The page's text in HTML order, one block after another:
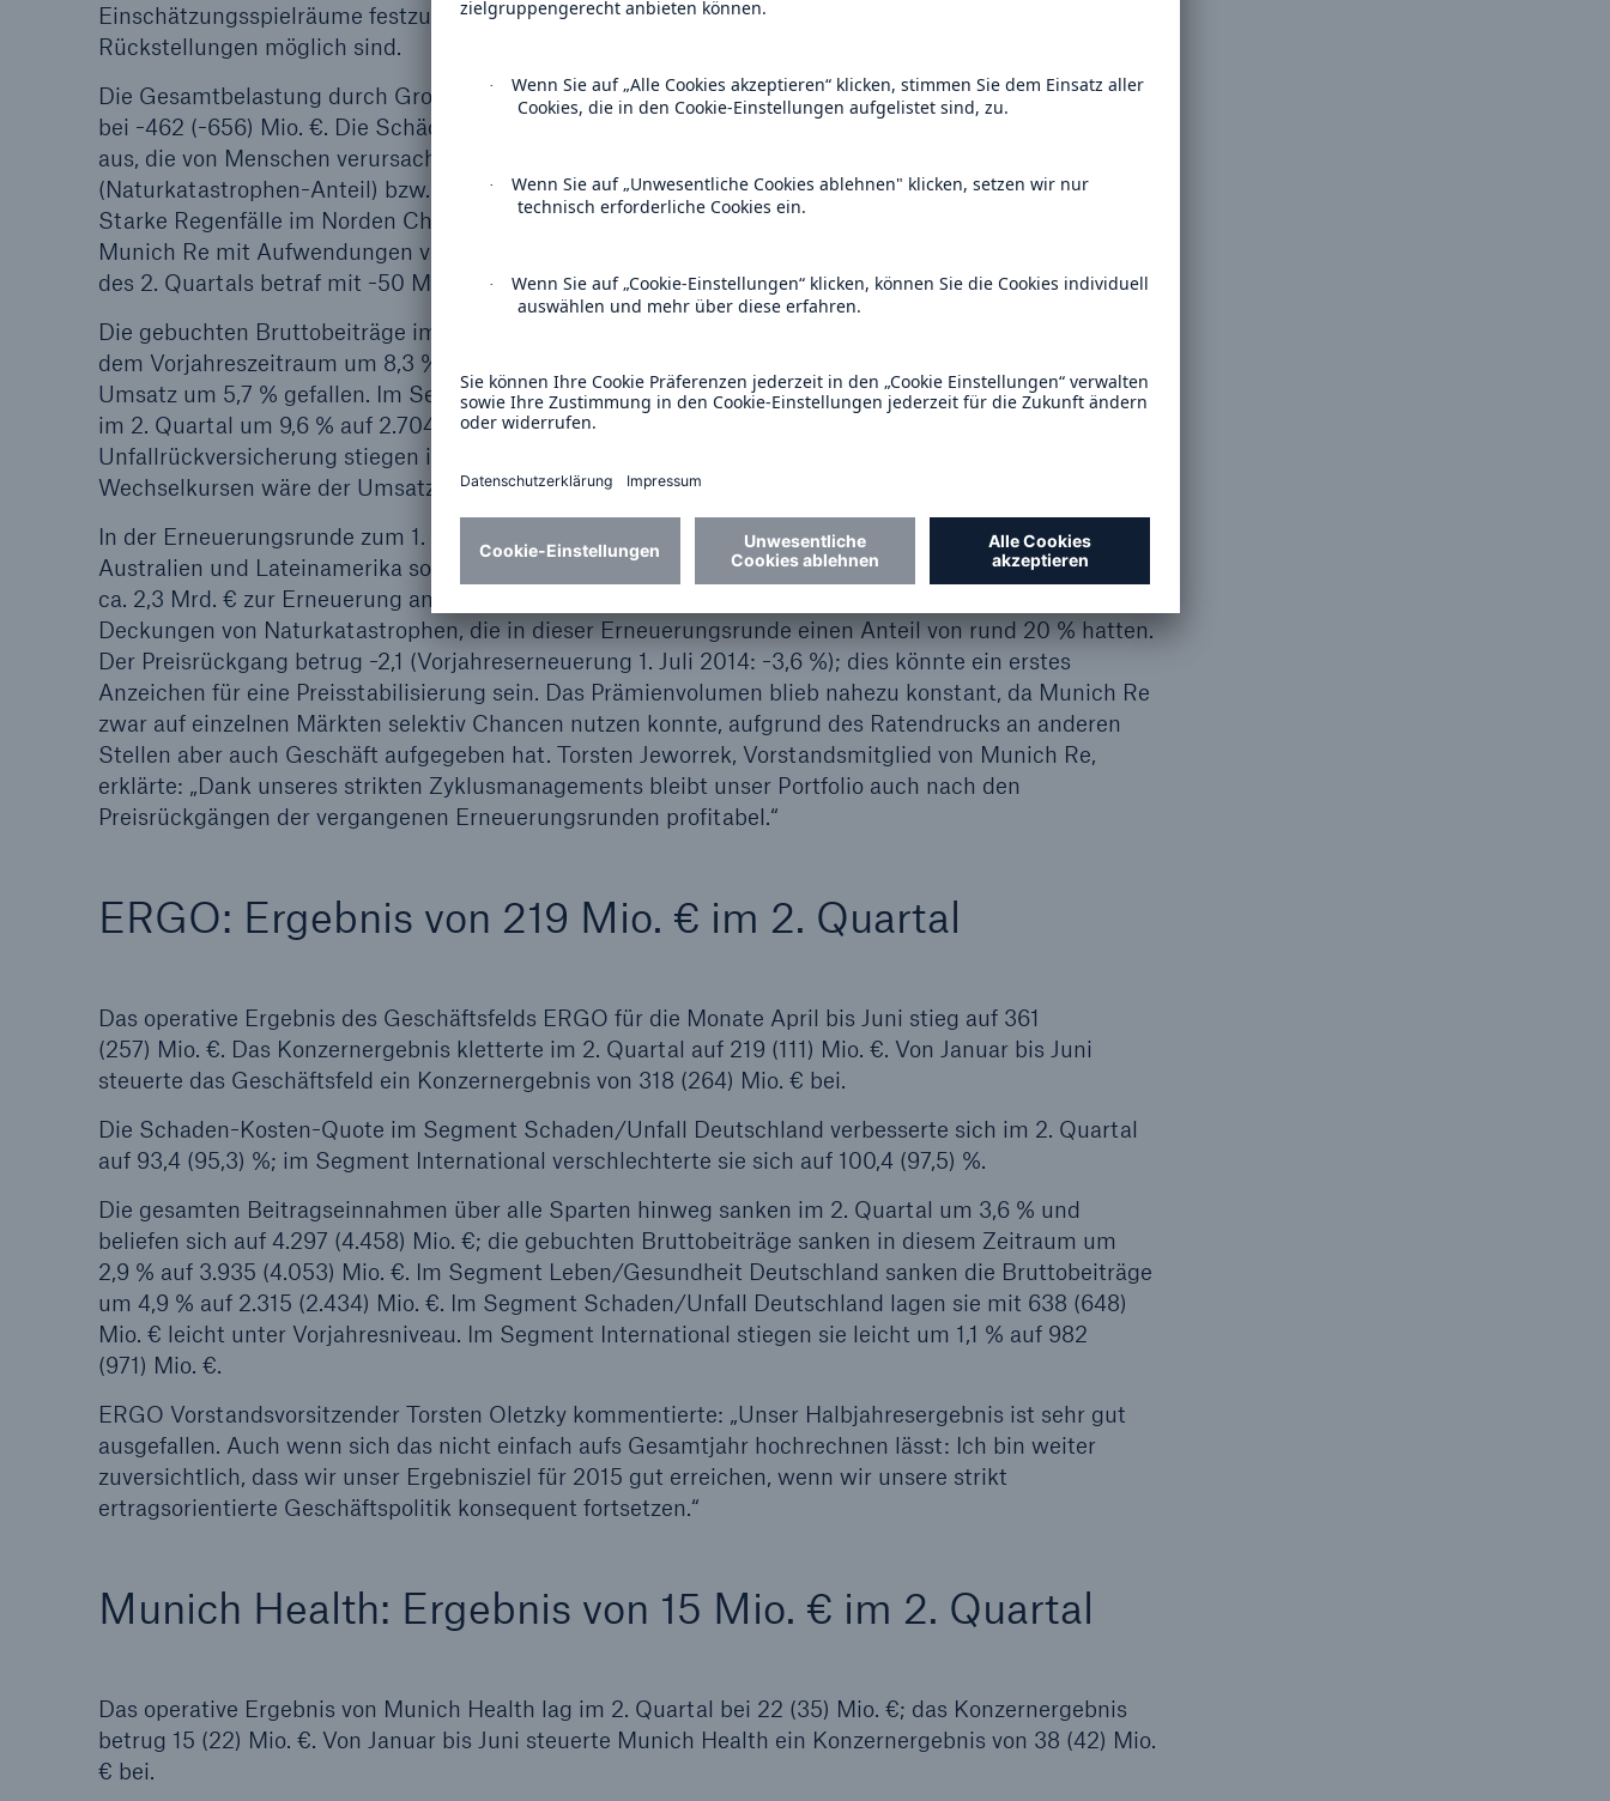
Einschätzungsspielräume festzusetzen, so dass spätere Gewinne aus der Auflösung eines Teils dieser
Rückstellungen möglich sind.
Die Gesamtbelastung durch Großschäden betrug im 2. Quartal -207 (-617) Mio. €, im 1. Halbjahr lag sie
bei -462 (-656) Mio. €. Die Schäden aus Naturkatastrophen machten im 2. Quartal -21 (-291) Mio. €
aus, die von Menschen verursachten Großschäden -186 (-326) Mio. €, das sind 0,5 %
(Naturkatastrophen-Anteil) bzw. 4,3 % (von Menschen verursacht) der verdienten Nettobeiträge.
Starke Regenfälle im Norden Chiles verursachten erhebliche Überschwemmungen – hier rechnet
Munich Re mit Aufwendungen von -45 Mio. €. Der größte von Menschen verursachte Einzelschaden
des 2. Quartals betraf mit -50 Mio. € ein Feuer in einem Lagerhaus in Südkorea.
Die gebuchten Bruttobeiträge im Geschäftsfeld Rückversicherung stiegen von April bis Juni gegenüber
dem Vorjahreszeitraum um 8,3 % auf 7,1 (6,6) Mrd. €. Bei unveränderten Wechselkursen wäre der
Umsatz um 5,7 % gefallen. Im Segment Lebensrückversicherung stiegen die gebuchten Bruttobeiträge
im 2. Quartal um 9,6 % auf 2.704 (2.467) Mio. €. Die Beiträge in der Schaden- und
Unfallrückversicherung stiegen insgesamt um 7,5 % auf 4.404 (4.097) Mio. €. Bei unveränderten
Wechselkursen wäre der Umsatz in beiden Rückversicherungs-Segmenten gefallen.
In der Erneuerungsrunde zum 1. Juli 2015 stand hauptsächlich Vertragsgeschäft aus den USA,
Australien und Lateinamerika sowie von globalen Kunden mit einem Vorjahresgeschäftsvolumen von
ca. 2,3 Mrd. € zur Erneuerung an. Der Druck auf Preise und Bedingungen hielt an, insbesondere bei
Deckungen von Naturkatastrophen, die in dieser Erneuerungsrunde einen Anteil von rund 20 % hatten.
Der Preisrückgang betrug -2,1 (Vorjahreserneuerung 1. Juli 2014: -3,6 %); dies könnte ein erstes
Anzeichen für eine Preisstabilisierung sein. Das Prämienvolumen blieb nahezu konstant, da Munich Re
zwar auf einzelnen Märkten selektiv Chancen nutzen konnte, aufgrund des Ratendrucks an anderen
Stellen aber auch Geschäft aufgegeben hat. Torsten Jeworrek, Vorstandsmitglied von Munich Re,
erklärte: „Dank unseres strikten Zyklusmanagements bleibt unser Portfolio auch nach den
Preisrückgängen der vergangenen Erneuerungsrunden profitabel.“
ERGO: Ergebnis von 219 Mio. € im 2. Quartal
Das operative Ergebnis des Geschäftsfelds ERGO für die Monate April bis Juni stieg auf 361
(257) Mio. €. Das Konzernergebnis kletterte im 2. Quartal auf 219 (111) Mio. €. Von Januar bis Juni
steuerte das Geschäftsfeld ein Konzernergebnis von 318 (264) Mio. € bei.
Die Schaden-Kosten-Quote im Segment Schaden/Unfall Deutschland verbesserte sich im 2. Quartal
auf 93,4 (95,3) %; im Segment International verschlechterte sie sich auf 100,4 (97,5) %.
Die gesamten Beitragseinnahmen über alle Sparten hinweg sanken im 2. Quartal um 3,6 % und
beliefen sich auf 4.297 (4.458) Mio. €; die gebuchten Bruttobeiträge sanken in diesem Zeitraum um
2,9 % auf 3.935 (4.053) Mio. €. Im Segment Leben/Gesundheit Deutschland sanken die Bruttobeiträge
um 4,9 % auf 2.315 (2.434) Mio. €. Im Segment Schaden/Unfall Deutschland lagen sie mit 638 (648)
Mio. € leicht unter Vorjahresniveau. Im Segment International stiegen sie leicht um 1,1 % auf 982
(971) Mio. €.
ERGO Vorstandsvorsitzender Torsten Oletzky kommentierte: „Unser Halbjahresergebnis ist sehr gut
ausgefallen. Auch wenn sich das nicht einfach aufs Gesamtjahr hochrechnen lässt: Ich bin weiter
zuversichtlich, dass wir unser Ergebnisziel für 2015 gut erreichen, wenn wir unsere strikt
ertragsorientierte Geschäftspolitik konsequent fortsetzen.“
Munich Health: Ergebnis von 15 Mio. € im 2. Quartal
Das operative Ergebnis von Munich Health lag im 2. Quartal bei 22 (35) Mio. €; das Konzernergebnis
betrug 15 (22) Mio. €. Von Januar bis Juni steuerte Munich Health ein Konzernergebnis von 38 (42) Mio.
€ bei.